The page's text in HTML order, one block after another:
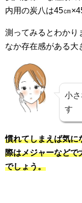
内用の炭八は45㎝
測ってみるとわかり
なか存在感がある大
小
す
慣れてしまえば気に
際はメジャーなどで
でしょう。